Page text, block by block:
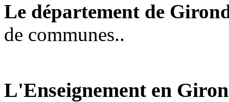
Le département de
de communes..
L'Enseignement en